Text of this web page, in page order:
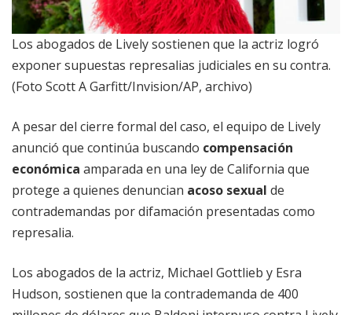
Los abogados de Lively sostienen que la actriz logró
exponer supuestas represalias judiciales en su contra.
(Foto Scott A Garfitt/Invision/AP, archivo)
A pesar del cierre formal del caso, el equipo de Lively
anunció que continúa buscando compensación
económica amparada en una ley de California que
protege a quienes denuncian acoso sexual de
contrademandas por difamación presentadas como
represalia.
Los abogados de la actriz, Michael Gottlieb y Esra
Hudson, sostienen que la contrademanda de 400